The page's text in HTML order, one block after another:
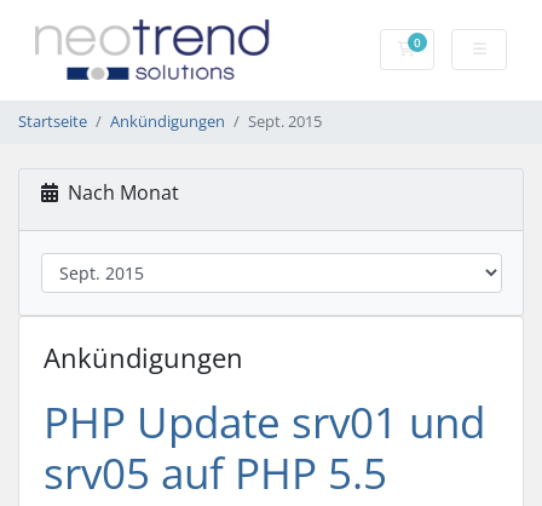
0Mein Warenkorb
Startseite Ankündigungen Sept. 2015
Nach Monat
Ankündigungen
PHP Update srv01 und
srv05 auf PHP 5.5